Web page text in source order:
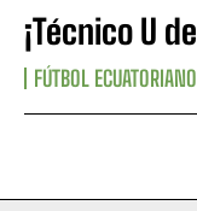
¡Técnico U
FÚTBOL ECUATORIANO